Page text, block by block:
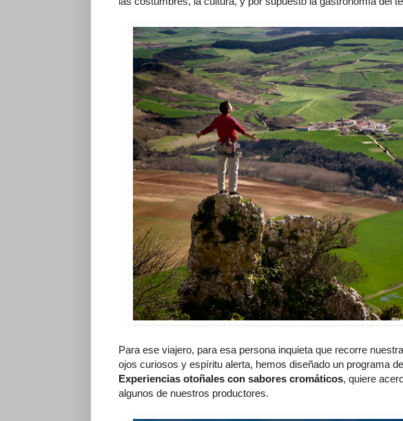
Para ese viajero, para esa persona inquieta que recorre
ojos curiosos y espíritu alerta, hemos diseñado un programa
Experiencias otoñales con sabores cromáticos, quiere
algunos de nuestros productores.